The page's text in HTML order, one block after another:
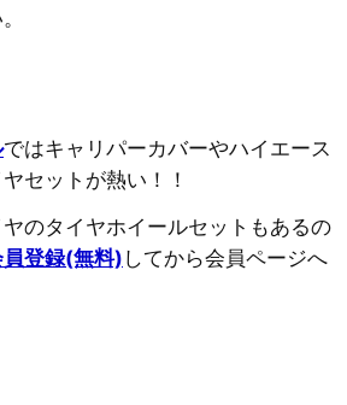
ではキャリパーカバーやハイエース
セットが熱い！！
のタイヤホイールセットもあるの
登録(無料)してから会員ページへ